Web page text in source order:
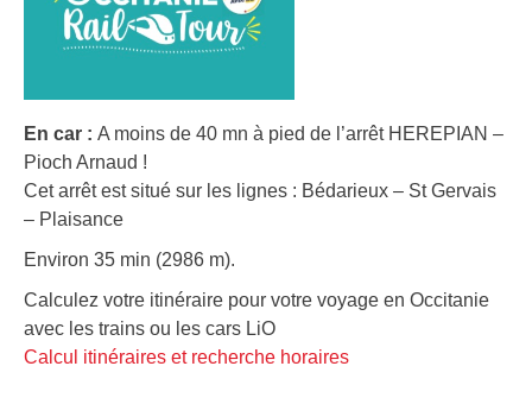
En car : A moins de 40 mn à pied de l’arrêt HEREPIAN –
Pioch Arnaud !
Cet arrêt est situé sur les lignes : Bédarieux – St Gervais
– Plaisance
Environ 35 min (2986 m).
Calculez votre itinéraire pour votre voyage en Occitanie
avec les trains ou les cars LiO
Calcul itinéraires et recherche horaires